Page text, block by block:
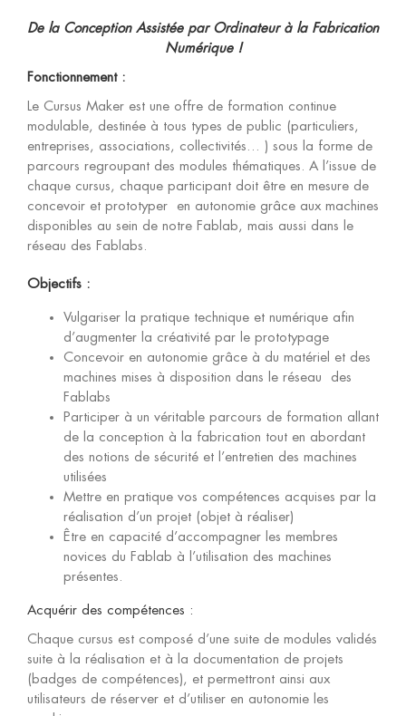
De la Conception Assistée par Ordinateur à la Fabrication
Numérique !
Fonctionnement :
Le Cursus Maker est une offre de formation continue
modulable, destinée à tous types de public (particuliers,
entreprises, associations, collectivités… ) sous la forme de
parcours regroupant des modules thématiques. A l’issue de
chaque cursus, chaque participant doit être en mesure de
concevoir et prototyper en autonomie grâce aux machines
disponibles au sein de notre Fablab, mais aussi dans le
réseau des Fablabs.
Objectifs :
Vulgariser la pratique technique et numérique afin
d’augmenter la créativité par le prototypage
Concevoir en autonomie grâce à du matériel et des
machines mises à disposition dans le réseau des
Fablabs
Participer à un véritable parcours de formation allant
de la conception à la fabrication tout en abordant
des notions de sécurité et l’entretien des machines
utilisées
Mettre en pratique vos compétences acquises par la
réalisation d’un projet (objet à réaliser)
Être en capacité d’accompagner les membres
novices du Fablab à l’utilisation des machines
présentes.
Acquérir des compétences :
Chaque cursus est composé d’une suite de modules validés
suite à la réalisation et à la documentation de projets
(badges de compétences), et permettront ainsi aux
utilisateurs de réserver et d’utiliser en autonomie les